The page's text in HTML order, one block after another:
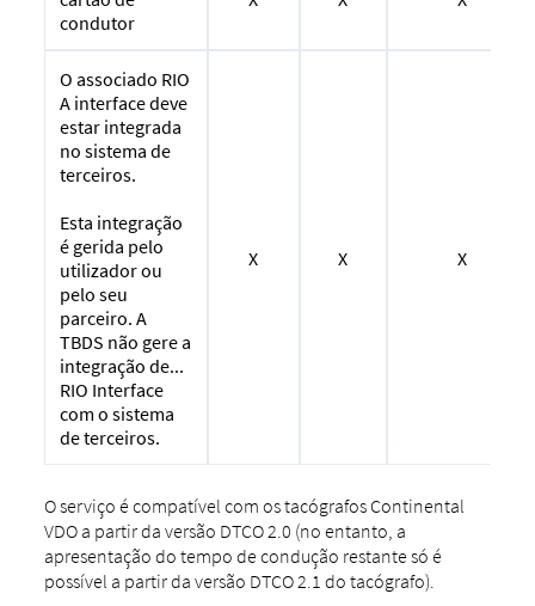
condutor
O associado RIO
A interface deve
estar integrada
no sistema de
terceiros.
Esta integração
é gerida pelo
utilizador ou
pelo seu
parceiro. A
TBDS não gere a
integração de...
RIO Interface
com o sistema
de terceiros.
X X X
O serviço é compatível com os tacógrafos Continental
VDO a partir da versão DTCO 2.0 (no entanto, a
apresentação do tempo de condução restante só é
possível a partir da versão DTCO 2.1 do tacógrafo).